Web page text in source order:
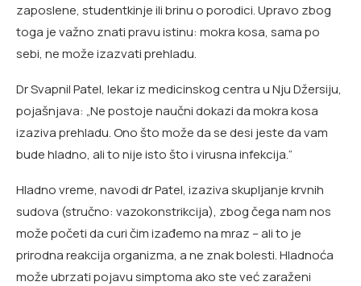
zaposlene, studentkinje ili brinu o porodici. Upravo zbog
toga je važno znati pravu istinu: mokra kosa, sama po
sebi, ne može izazvati prehladu.
Dr Svapnil Patel, lekar iz medicinskog centra u Nju Džersiju,
pojašnjava: „Ne postoje naučni dokazi da mokra kosa
izaziva prehladu. Ono što može da se desi jeste da vam
bude hladno, ali to nije isto što i virusna infekcija.“
Hladno vreme, navodi dr Patel, izaziva skupljanje krvnih
sudova (stručno: vazokonstrikcija), zbog čega nam nos
može početi da curi čim izađemo na mraz – ali to je
prirodna reakcija organizma, a ne znak bolesti. Hladnoća
može ubrzati pojavu simptoma ako ste već zaraženi